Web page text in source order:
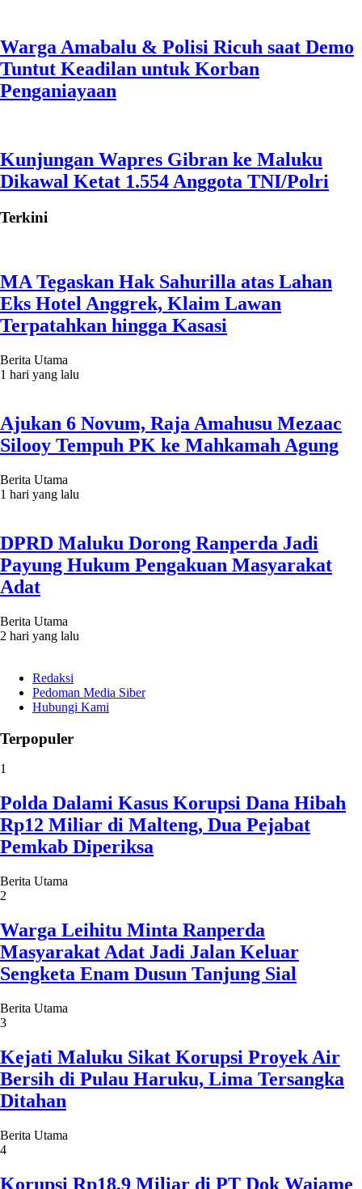
Warga Amabalu & Polisi Ricuh saat Demo
Tuntut Keadilan untuk Korban
Penganiayaan
Kunjungan Wapres Gibran ke Maluku
Dikawal Ketat 1.554 Anggota TNI/Polri
Terkini
MA Tegaskan Hak Sahurilla atas Lahan
Eks Hotel Anggrek, Klaim Lawan
Terpatahkan hingga Kasasi
Berita Utama
1 hari yang lalu
Ajukan 6 Novum, Raja Amahusu Mezaac
Silooy Tempuh PK ke Mahkamah Agung
Berita Utama
1 hari yang lalu
DPRD Maluku Dorong Ranperda Jadi
Payung Hukum Pengakuan Masyarakat
Adat
Berita Utama
2 hari yang lalu
Redaksi
Pedoman Media Siber
Hubungi Kami
Terpopuler
1
Polda Dalami Kasus Korupsi Dana Hibah
Rp12 Miliar di Malteng, Dua Pejabat
Pemkab Diperiksa
Berita Utama
2
Warga Leihitu Minta Ranperda
Masyarakat Adat Jadi Jalan Keluar
Sengketa Enam Dusun Tanjung Sial
Berita Utama
3
Kejati Maluku Sikat Korupsi Proyek Air
Bersih di Pulau Haruku, Lima Tersangka
Ditahan
Berita Utama
4
Korupsi Rp18,9 Miliar di PT Dok Waiame